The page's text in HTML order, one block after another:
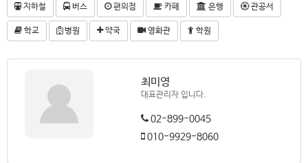
지하철 버스 편의점 카페 은행 관공서
학교 병원 약국 영화관 학원
최미영
대표관리자 입니다.
02-899-0045
010-9929-8060